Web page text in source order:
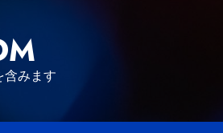
含みます